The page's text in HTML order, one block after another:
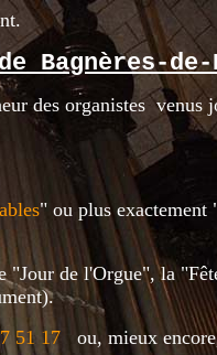
Bagnères-
des organistes venus
" ou plus exactement
de l'Orgue", la
51 17 ou, mieux